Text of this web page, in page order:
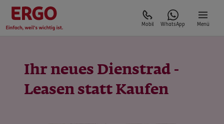
Mobil WhatsApp Menü
Ihr neues Dienstrad -
Leasen statt Kaufen